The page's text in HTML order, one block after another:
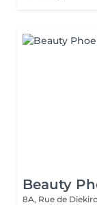
Beauty
8A, Rue de